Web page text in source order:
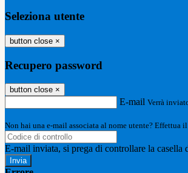
Seleziona utente
button close ×
Recupero password
button close ×
E-mail Verrà
Non hai una e-mail associata al nome utente? Effettua
E-mail inviata, si prega di controllare la casella